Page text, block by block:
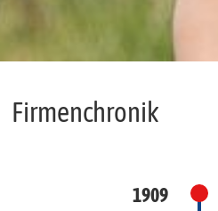
Firmenchronik
1909